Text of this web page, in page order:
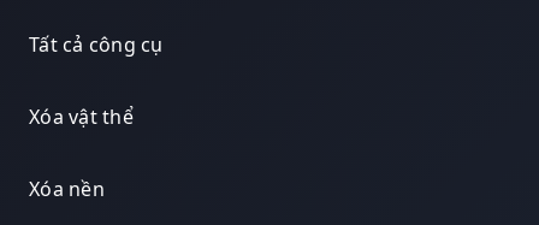
Tất cả công cụ
Xóa vật thể
Xóa nền